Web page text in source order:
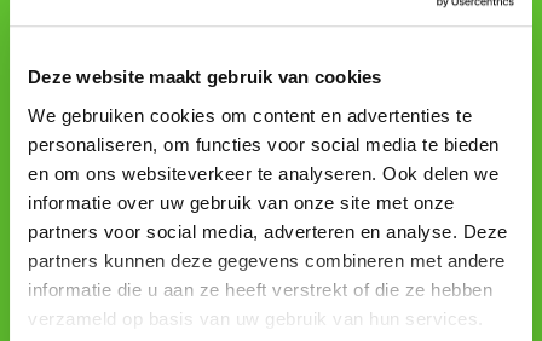
Deze website maakt gebruik van cookies
We gebruiken cookies om content en advertenties te
personaliseren, om functies voor social media te bieden
en om ons websiteverkeer te analyseren. Ook delen we
informatie over uw gebruik van onze site met onze
partners voor social media, adverteren en analyse. Deze
partners kunnen deze gegevens combineren met andere
informatie die u aan ze heeft verstrekt of die ze hebben
verzameld op basis van uw gebruik van hun services.
Contact
Se connecter FR
FAQ
Commerces
Se connecter
Professionnel
Professionnels
Conditions générales